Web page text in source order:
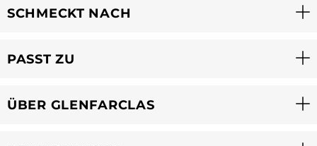
SCHMECKT NACH
PASST ZU
ÜBER GLENFARCLAS